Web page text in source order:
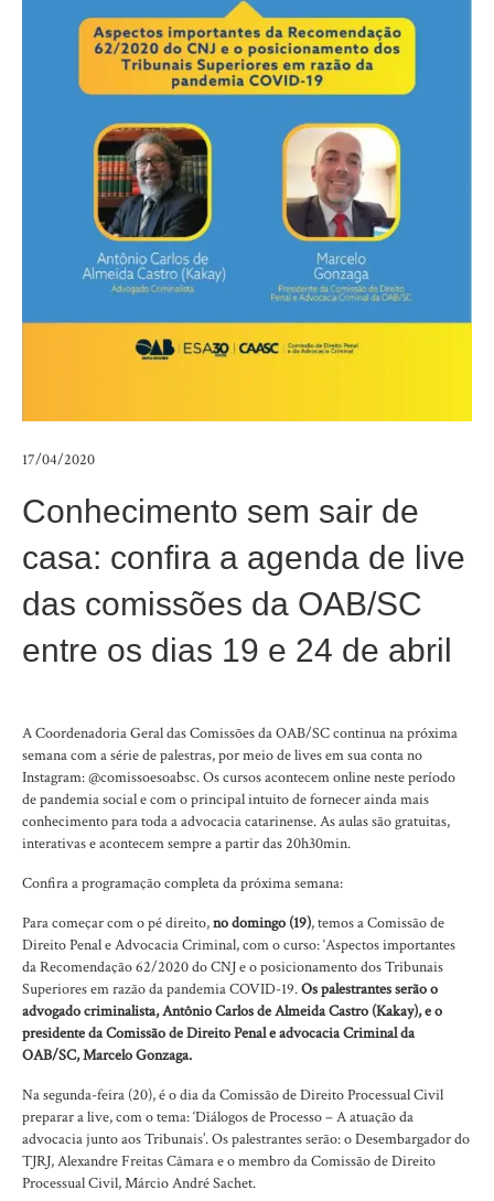
17/04/2020
Conhecimento sem sair de
casa: confira a agenda de live
das comissões da OAB/SC
entre os dias 19 e 24 de abril
A Coordenadoria Geral das Comissões da OAB/SC continua na próxima
semana com a série de palestras, por meio de lives em sua conta no
Instagram: @comissoesoabsc. Os cursos acontecem online neste período
de pandemia social e com o principal intuito de fornecer ainda mais
conhecimento para toda a advocacia catarinense. As aulas são gratuitas,
interativas e acontecem sempre a partir das 20h30min.
Confira a programação completa da próxima semana:
Para começar com o pé direito,no domingo (19), temos a Comissão de
Direito Penal e Advocacia Criminal, com o curso: ‘Aspectos importantes
da Recomendação 62/2020 do CNJ e o posicionamento dos Tribunais
Superiores em razão da pandemia COVID-19.Os palestrantes serão o
advogado criminalista, Antônio Carlos de Almeida Castro (Kakay), e o
presidente da Comissão de Direito Penal e advocacia Criminal da
OAB/SC, Marcelo Gonzaga.
Na segunda-feira (20), é o dia da Comissão de Direito Processual Civil
preparar a live, com o tema: ‘Diálogos de Processo – A atuação da
advocacia junto aos Tribunais’. Os palestrantes serão: o Desembargador do
TJRJ, Alexandre Freitas Câmara e o membro da Comissão de Direito
Processual Civil, Márcio André Sachet.